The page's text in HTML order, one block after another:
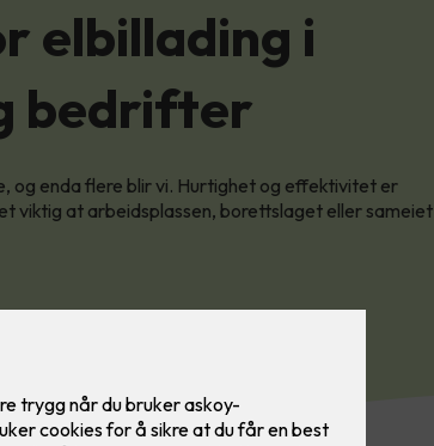
elbillading i
bedrifter
og enda flere blir vi. Hurtighet og effektivitet er
viktig at arbeidsplassen, borettslaget eller sameiet